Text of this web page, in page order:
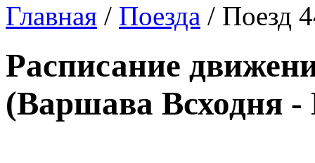
Главная / Поезда / Поезд
Расписание
(Варшава Всходня -